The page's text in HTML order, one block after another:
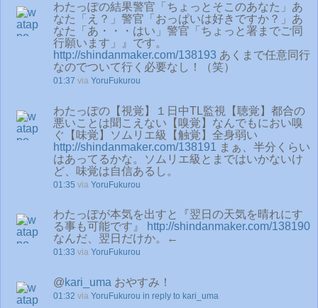
わたっぽの結果警官「ちょっとそこのあなた」あ
なた「え？」警官「おっぱいは好きですか？」あ
なた「あ・・・はい」警官「ちょっと署までご同
行願います」』です。
http://shindanmaker.com/138193 あくまで任意同行
なのでついて行く必要なし！（笑）
01:37 via YoruFukurou
わたっぽの【視覚】１日中TL監視【聴覚】都合の
悪いことは聞こえない【嗅覚】なんでもにおい嗅
ぐ【味覚】ソムリエ級【触覚】全身弱い
http://shindanmaker.com/138191 まぁ、半分くらい
はあってるかな。ソムリエ級とまではいかないけ
ど、味覚は自信あるし。
01:35 via YoruFukurou
わたっぽが本気を出すと『翌日の天気を晴れにす
る事も可能です』
http://shindanmaker.com/138190
なんだ、翌日だけか。←
01:33 via YoruFukurou
@kari_uma おやすみ！
01:32 via YoruFukurou in reply to kari_uma